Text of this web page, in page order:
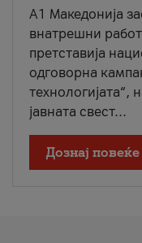
A1 Македонија
внатрешни
претставија
одговорна
технологијата“,
јавната свест...
Дознај повеќе